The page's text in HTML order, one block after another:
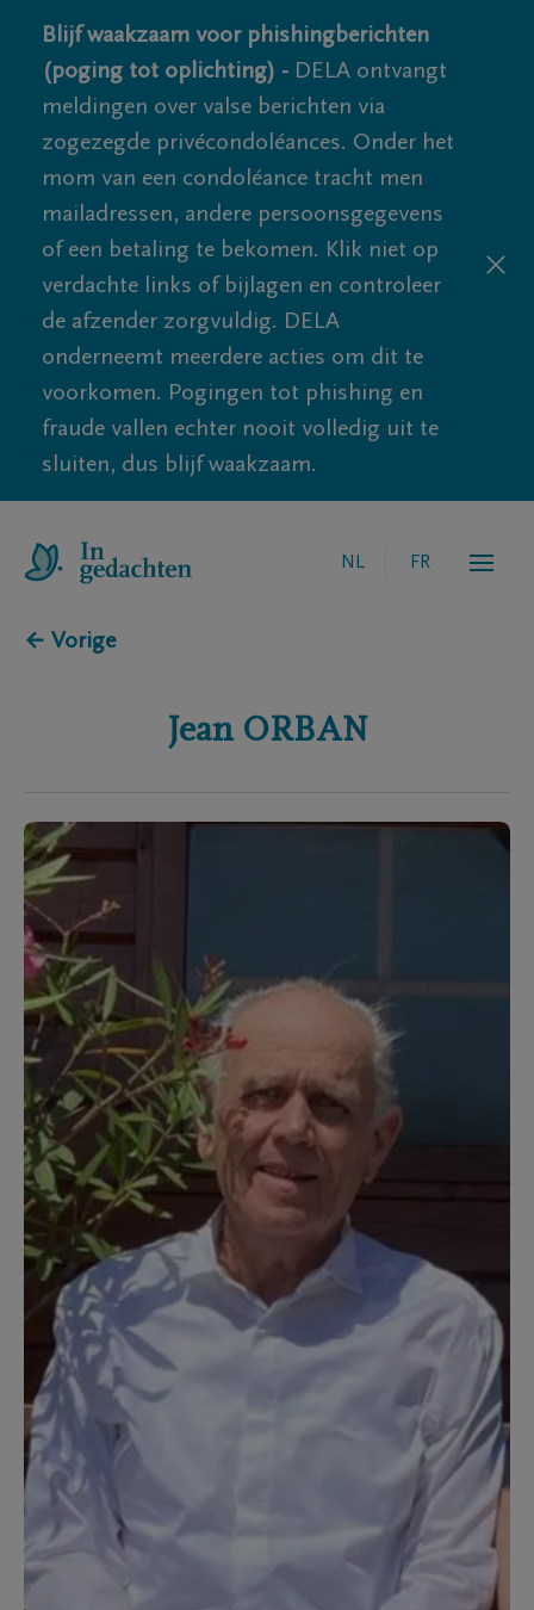
Blijf waakzaam voor phishingberichten
(poging tot oplichting) - DELA ontvangt
meldingen over valse berichten via
zogezegde privécondoléances. Onder het
mom van een condoléance tracht men
mailadressen, andere persoonsgegevens
of een betaling te bekomen. Klik niet op
verdachte links of bijlagen en controleer
de afzender zorgvuldig. DELA
onderneemt meerdere acties om dit te
voorkomen. Pogingen tot phishing en
fraude vallen echter nooit volledig uit te
sluiten, dus blijf waakzaam.
NL FR
← Vorige
Jean ORBAN